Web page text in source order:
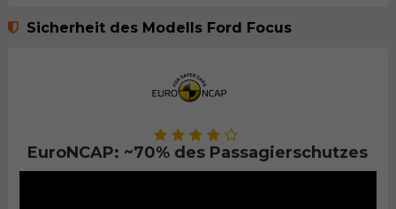
Sicherheit des Modells Ford Focus
EuroNCAP: ~70% des Passagierschutzes